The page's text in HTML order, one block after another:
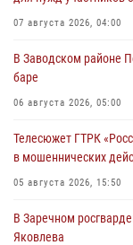
07 августа 2026, 04:00
В Заводском районе
баре
06 августа 2026, 05:00
Телесюжет ГТРК
в мошеннических
05 августа 2026, 15:50
В Заречном
Яковлева